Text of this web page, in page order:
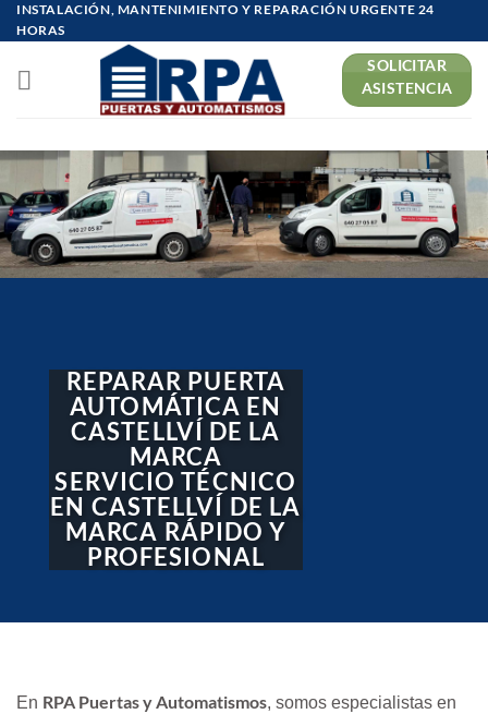
Saltar
al
contenido
INSTALACIÓN, MANTENIMIENTO Y REPARACIÓN URGENTE 24
HORAS
SOLICITAR
ASISTENCIA
REPARAR PUERTA
AUTOMÁTICA EN
CASTELLVÍ DE LA
MARCA
SERVICIO TÉCNICO
EN CASTELLVÍ DE LA
MARCA RÁPIDO Y
PROFESIONAL
En RPA Puertas y Automatismos, somos especialistas en